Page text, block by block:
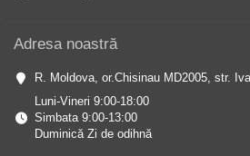
Adresa noastră
R. Moldova, or.Chisinau MD2005, str.
Luni-Vineri 9:00-18:00
Simbata 9:00-13:00
Duminică Zi de odihnă